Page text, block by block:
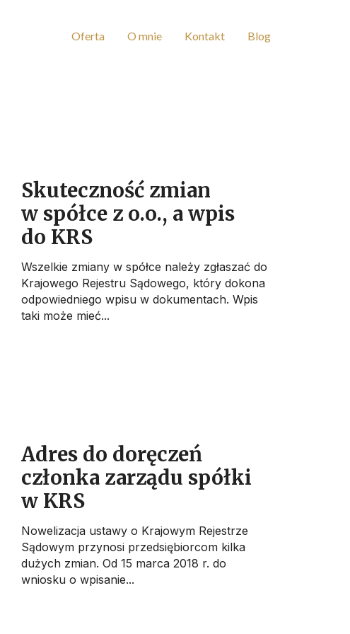
Oferta O mnie Kontakt Blog
Skuteczność zmian
w spółce z o.o., a wpis
do KRS
Wszelkie zmiany w spółce należy zgłaszać do
Krajowego Rejestru Sądowego, który dokona
odpowiedniego wpisu w dokumentach. Wpis
taki może mieć...
Adres do doręczeń
członka zarządu spółki
w KRS
Nowelizacja ustawy o Krajowym Rejestrze
Sądowym przynosi przedsiębiorcom kilka
dużych zmian. Od 15 marca 2018 r. do
wniosku o wpisanie...